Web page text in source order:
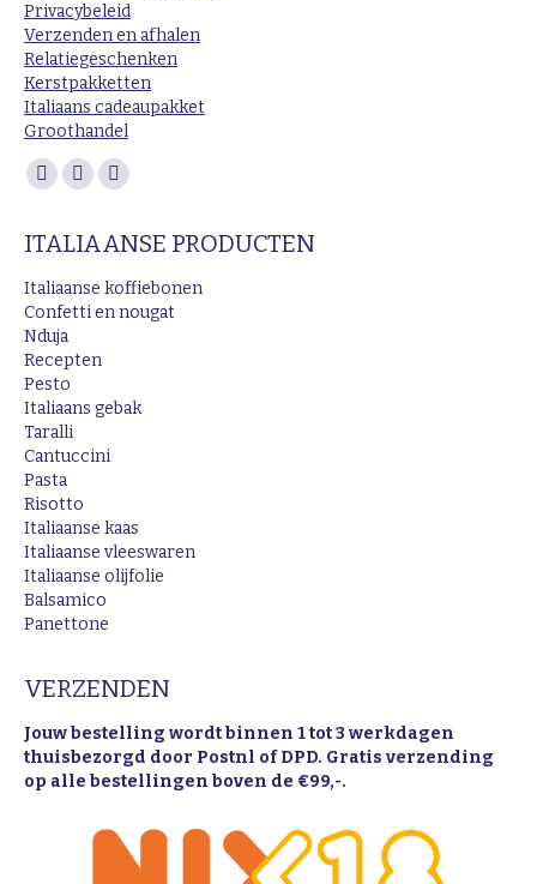
Privacybeleid
Verzenden en afhalen
Relatiegeschenken
Kerstpakketten
Italiaans cadeaupakket
Groothandel
Vind ons op:
Facebook
opens
in
new
window
Instagram
opens
in
new
Mail
opens
in
new
ITALIAANSE PRODUCTEN
Italiaanse koffiebonen
Confetti en nougat
Nduja
Recepten
Pesto
Italiaans gebak
Taralli
Cantuccini
Pasta
Risotto
Italiaanse kaas
Italiaanse vleeswaren
Italiaanse olijfolie
Balsamico
Panettone
VERZENDEN
Jouw bestelling wordt binnen 1 tot 3 werkdagen
thuisbezorgd door Postnl of DPD. Gratis verzending
op alle bestellingen boven de €99,-.